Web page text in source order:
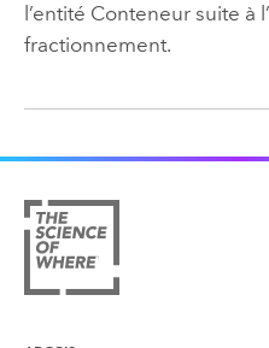
l’entité Conteneur suite à
fractionnement.